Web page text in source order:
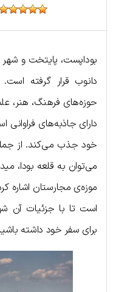
بوداپست، پایتخت و
دانوب قرار گرفته
حوزه‌های فرهنگ، هنر،
دارای جاذبه‌های
خود جذب می‌کند. از
می‌توان به قلعه بودا،
موزه‌ی مجارستان اشاره
است تا با جزئیات آن
برای سفر خود داشته